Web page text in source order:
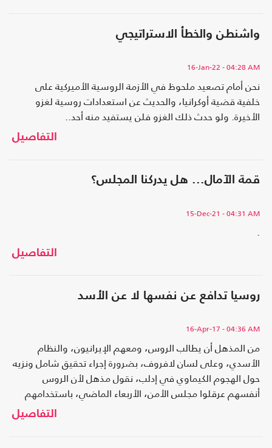
واشنطن والخطأ الاستراتيجي
16-Jan-22 - 04:28 AM
نحن أمام تصعيد ملحوظ في الأزمة الروسية الأميركية على
خلفية قضية أوكرانيا، والحديث عن استعدادات روسية لغزو
الأخيرة. ولو حدث ذلك الغزو فلن يستفيد منه أحد..
التفاصيل
قمة الآمال... هل يدركنا المجلس؟
15-Dec-21 - 04:31 AM
.
التفاصيل
روسيا تدافع عن نفسها لا عن الأسد
16-Apr-17 - 04:36 AM
من المذهل أن يطالب الروس، ومعهم الإيرانيون، والنظام
الأسدي، وعلى لسان لافروف، بضرورة إجراء تحقيق شامل ونزيه
حول الهجوم الكيماوي في إدلب، نقول مذهل لأن الروس
أنفسهم عرقلوا مجلس الأمن، الأربعاء الماضي، باستخدامهم
التفاصيل